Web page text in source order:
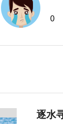
0
逐水